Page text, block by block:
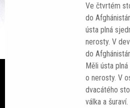
Ve čtvrtém
do
ústa plná
nerosty. V
do
Měli ústa
o nerosty. V
dvacátého
válka a